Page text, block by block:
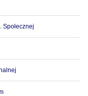
Społecznej